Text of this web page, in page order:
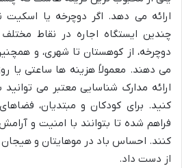
ارائه می دهد. اگر دوچرخه یا اسکیت
چندین ایستگاه اجاره در نقاط
دوچرخه، از کوهستان تا شهری، و
می دهند. معمولاً هزینه ها ساعتی یا
ارائه مدارک شناسایی معتبر می
کنید. برای کودکان و مبتدیان،
فراهم شده تا بتوانند با امنیت و
کنند. احساس باد در موهایتان و
از دست داد.